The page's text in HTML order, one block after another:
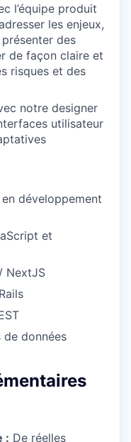
l’équipe produit
les enjeux,
des
de façon claire et
risques et des
notre designer
utilisateur
développement
et
NextJS
de données
: De réelles